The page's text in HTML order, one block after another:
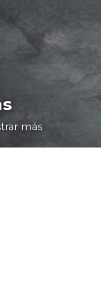
más